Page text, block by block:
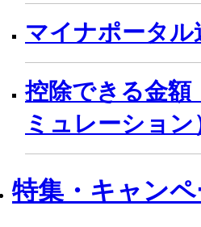
マイナポータル
控除できる金額
ミュレーション
特集・キャン